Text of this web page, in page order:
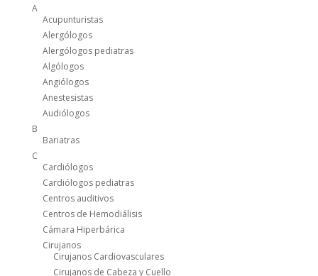
A
Acupunturistas
Alergólogos
Alergólogos pediatras
Algólogos
Angiólogos
Anestesistas
Audiólogos
B
Bariatras
C
Cardiólogos
Cardiólogos pediatras
Centros auditivos
Centros de Hemodiálisis
Cámara Hiperbárica
Cirujanos
Cirujanos Cardiovasculares
Cirujanos de Cabeza y Cuello